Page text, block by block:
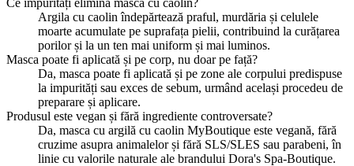
Argila cu caolin îndepărtează praful, murdăria și celulele
moarte acumulate pe suprafața pielii, contribuind la curățarea
porilor și la un ten mai uniform și mai luminos.
Masca poate fi aplicată și pe corp, nu doar pe față?
Da, masca poate fi aplicată și pe zone ale corpului predispuse
la impurități sau exces de sebum, urmând același procedeu de
preparare și aplicare.
Produsul este vegan și fără ingrediente controversate?
Da, masca cu argilă cu caolin MyBoutique este vegană, fără
cruzime asupra animalelor și fără SLS/SLES sau parabeni, în
linie cu valorile naturale ale brandului Dora's Spa-Boutique.